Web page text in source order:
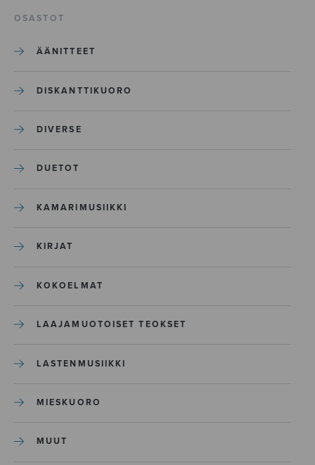
OSASTOT
ÄÄNITTEET
DISKANTTIKUORO
DIVERSE
DUETOT
KAMARIMUSIIKKI
KIRJAT
KOKOELMAT
LAAJAMUOTOISET TEOKSET
LASTENMUSIIKKI
MIESKUORO
MUUT